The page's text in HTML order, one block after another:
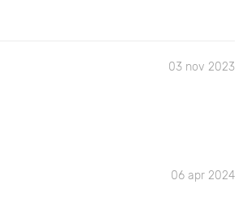
03 nov 2023
06 apr 2024